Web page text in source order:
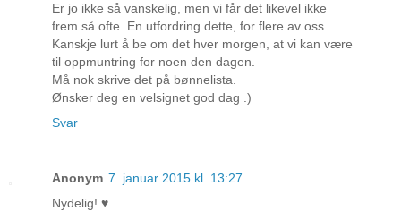
Er jo ikke så vanskelig, men vi får det likevel ikke
frem så ofte. En utfordring dette, for flere av oss.
Kanskje lurt å be om det hver morgen, at vi kan være
til oppmuntring for noen den dagen.
Må nok skrive det på bønnelista.
Ønsker deg en velsignet god dag .)
Svar
Anonym 7. januar 2015 kl. 13:27
Nydelig! ♥